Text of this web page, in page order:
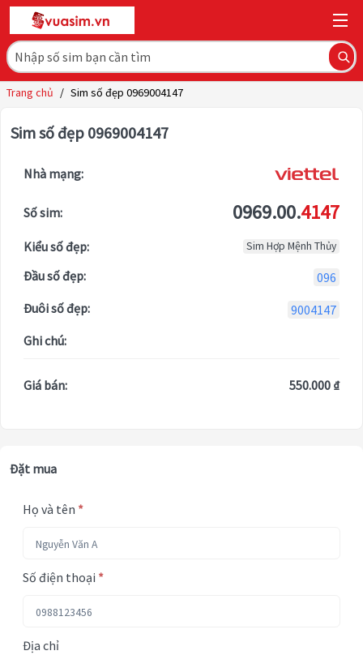
Trang chủ / Sim số đẹp 0969004147
Sim số đẹp 0969004147
Nhà mạng:
Số sim: 0969.00.4147
Kiểu số đẹp: Sim Hợp Mệnh Thủy
Đầu số đẹp:
096
Đuôi số đẹp:
9004147
Ghi chú:
Giá bán: 550.000 ₫
Đặt mua
Họ và tên *
Số điện thoại *
Địa chỉ